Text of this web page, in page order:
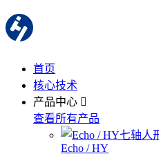
首页
核心技术
产品中心
查看所有产品
Echo / HY